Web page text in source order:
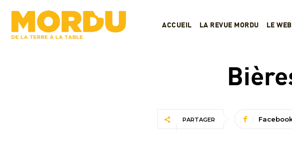
ACCUEIL LA REVUE MORDU LE
PARTAGER